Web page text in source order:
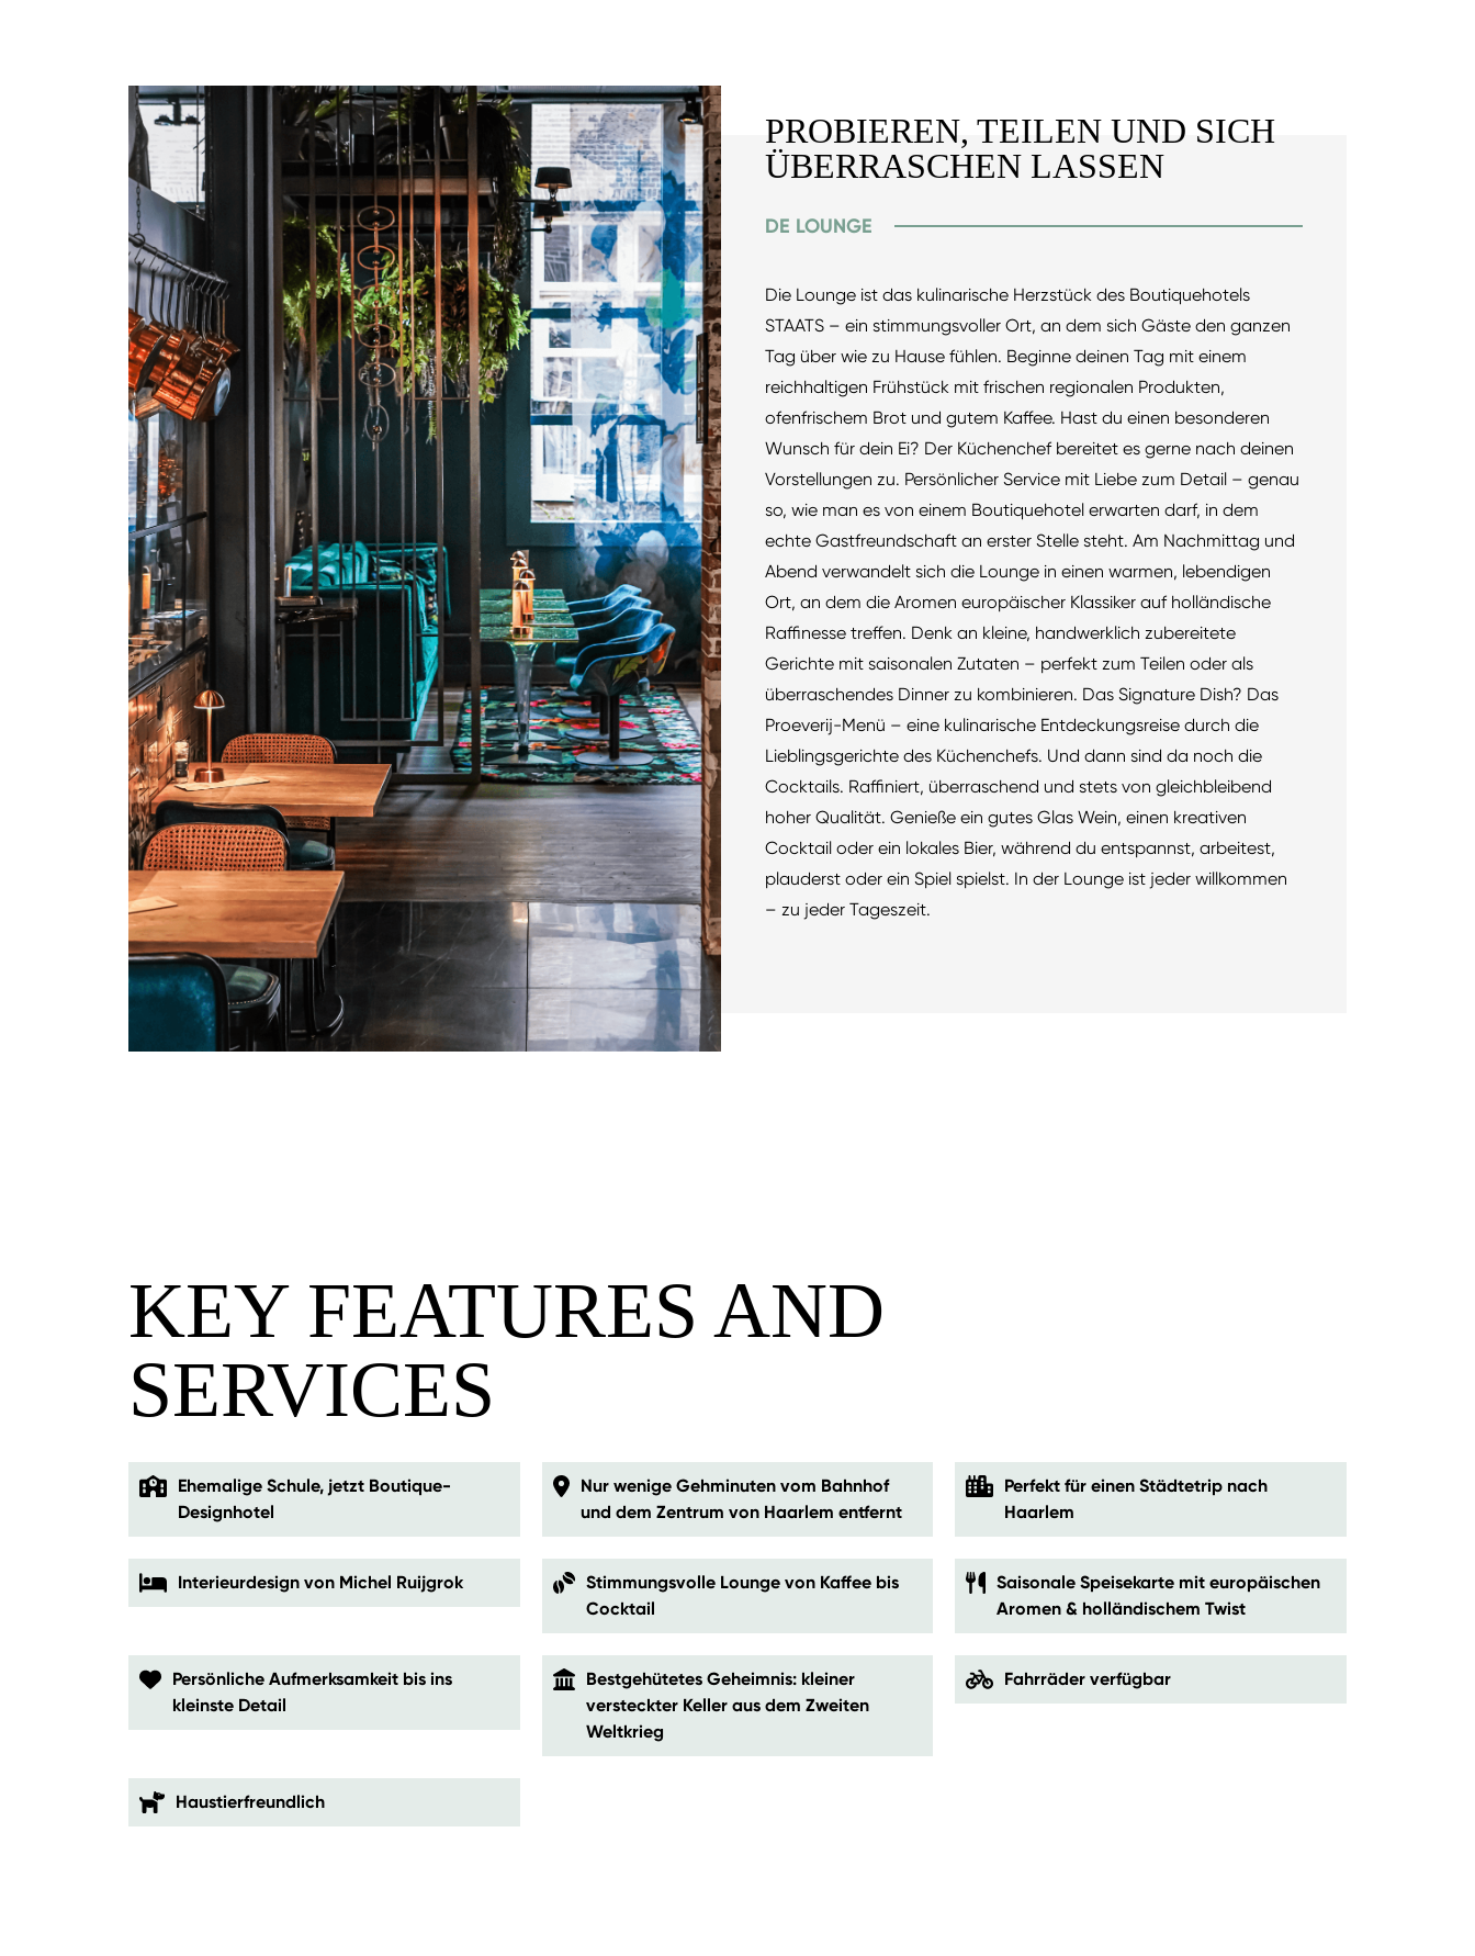
PROBIEREN, TEILEN UND SICH
ÜBERRASCHEN LASSEN
DE LOUNGE
Die Lounge ist das kulinarische Herzstück des Boutiquehotels
STAATS – ein stimmungsvoller Ort, an dem sich Gäste den ganzen
Tag über wie zu Hause fühlen. Beginne deinen Tag mit einem
reichhaltigen Frühstück mit frischen regionalen Produkten,
ofenfrischem Brot und gutem Kaffee. Hast du einen besonderen
Wunsch für dein Ei? Der Küchenchef bereitet es gerne nach deinen
Vorstellungen zu. Persönlicher Service mit Liebe zum Detail – genau
so, wie man es von einem Boutiquehotel erwarten darf, in dem
echte Gastfreundschaft an erster Stelle steht. Am Nachmittag und
Abend verwandelt sich die Lounge in einen warmen, lebendigen
Ort, an dem die Aromen europäischer Klassiker auf holländische
Raffinesse treffen. Denk an kleine, handwerklich zubereitete
Gerichte mit saisonalen Zutaten – perfekt zum Teilen oder als
überraschendes Dinner zu kombinieren. Das Signature Dish? Das
Proeverij-Menü – eine kulinarische Entdeckungsreise durch die
Lieblingsgerichte des Küchenchefs. Und dann sind da noch die
Cocktails. Raffiniert, überraschend und stets von gleichbleibend
hoher Qualität. Genieße ein gutes Glas Wein, einen kreativen
Cocktail oder ein lokales Bier, während du entspannst, arbeitest,
plauderst oder ein Spiel spielst. In der Lounge ist jeder willkommen
– zu jeder Tageszeit.
KEY FEATURES AND
SERVICES
Ehemalige Schule, jetzt Boutique-
Designhotel
Nur wenige Gehminuten vom Bahnhof
und dem Zentrum von Haarlem entfernt
Perfekt für einen Städtetrip nach
Haarlem
Interieurdesign von Michel Ruijgrok
Stimmungsvolle Lounge von Kaffee bis
Cocktail
Saisonale Speisekarte mit europäischen
Aromen & holländischem Twist
Persönliche Aufmerksamkeit bis ins
kleinste Detail
Bestgehütetes Geheimnis: kleiner
versteckter Keller aus dem Zweiten
Weltkrieg
Fahrräder verfügbar
Haustierfreundlich